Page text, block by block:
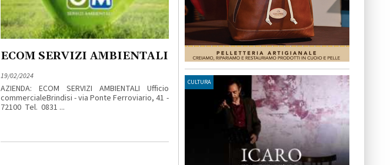
ECOM SERVIZI AMBIENTALI
19/02/2024
AZIENDA: ECOM SERVIZI AMBIENTALI Ufficio
commercialeBrindisi - via Ponte Ferroviario, 41 -
72100 Tel. 0831 ...
CULTURA